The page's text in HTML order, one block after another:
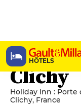
HÔTELS
Voco
Clichy
Holiday Inn : Porte
Clichy, France